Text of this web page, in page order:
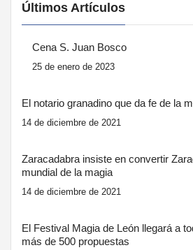
Últimos Artículos
Cena S. Juan Bosco
25 de enero de 2023
El notario granadino que da fe de la
14 de diciembre de 2021
Zaracadabra insiste en convertir
mundial de la magia
14 de diciembre de 2021
El Festival Magia de León llegará a
más de 500 propuestas